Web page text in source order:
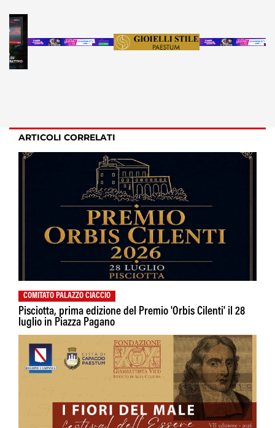
ARTICOLI CORRELATI
COMITATO PALAZZO CIACCIO
Pisciotta, prima edizione del Premio 'Orbis Cilenti' il 28
luglio in Piazza Pagano